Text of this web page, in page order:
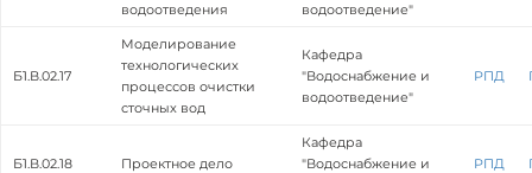
водоотведения
водоотведение"
Б1.В.02.17
Моделирование
технологических
процессов очистки
сточных вод
Кафедра
"Водоснабжение и
водоотведение"
РПД
Б1.В.02.18 Проектное дело
Кафедра
"Водоснабжение и
РПД